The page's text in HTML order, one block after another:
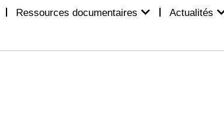
Ressources documentaires Actualités